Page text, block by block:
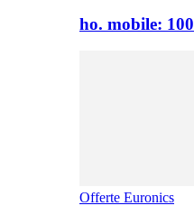
ho. mobile:
Offerte Euronics